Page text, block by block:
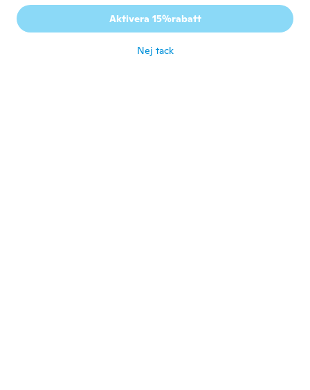
Gick med 2017 · 333 recensioner
Very lovely just what i needed
Aktivera 15%rabatt
Nej tack